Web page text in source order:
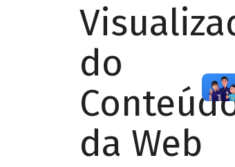
do
da Web